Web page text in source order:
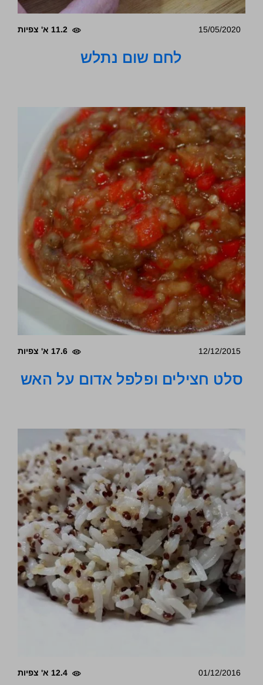
15/05/2020 11.2 א' צפיות
לחם שום נתלש
12/12/2015 17.6 א' צפיות
סלט חצילים ופלפל אדום על האש
01/12/2016 12.4 א' צפיות